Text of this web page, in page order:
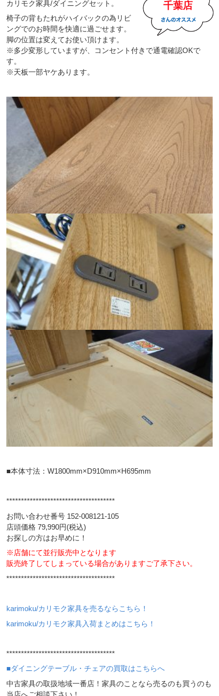
千葉店
カリモク家具/ダイニングセット。
椅子の背もたれがハイバックの為リビ
ングでのお時間を快適に過ごせます。
脚の位置は変えてお使い頂けます。
※多少変形していますが、コンセント付きで通電確認OKで
す。
※天板一部ヤケあります。
■本体寸法：W1800mm×D910mm×H695mm
*************************************
お問い合わせ番号 152-008121-105
店頭価格 79,990円(税込)
お探しの方はお早めに！
※店舗にて並行販売中となります
販売終了してしまっている場合がありますご了承下さい。
*************************************
karimoku/カリモク家具を売るならこちら！
karimoku/カリモク家具入荷まとめはこちら！
*************************************
■ダイニングテーブル・チェアの買取はこちらへ
中古家具の取扱地域一番店！家具のことなら売るのも買うのも
当店へご相談下さい！